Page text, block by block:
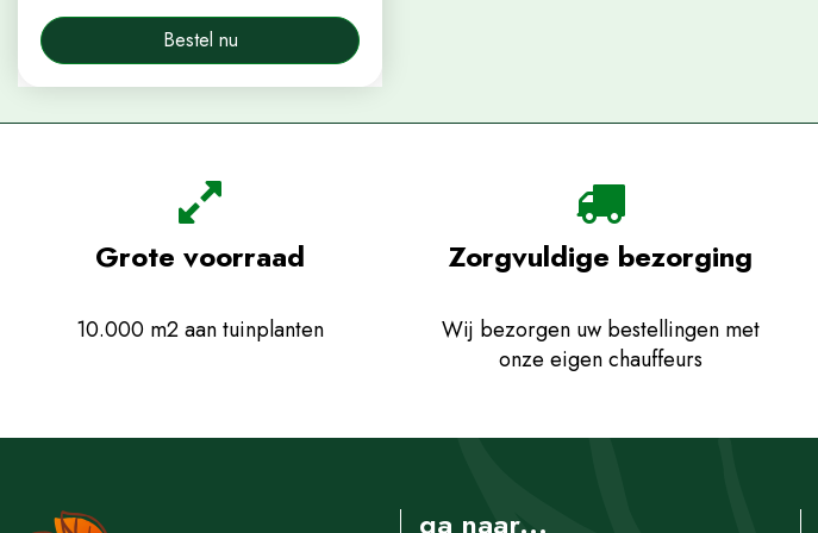
Bestel nu
Grote voorraad
10.000 m2 aan tuinplanten
Zorgvuldige bezorging
Wij bezorgen uw bestellingen met
onze eigen chauffeurs
ga naar...